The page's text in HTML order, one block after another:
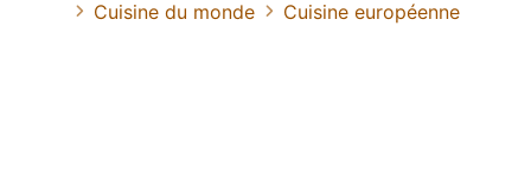
Cuisine du monde Cuisine européenne